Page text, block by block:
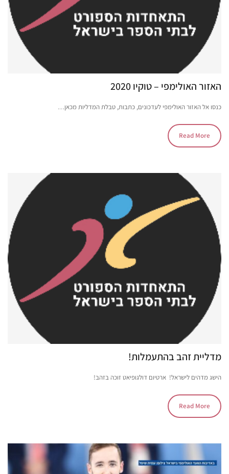
האזור האולימפי – טוקיו 2020
כנסו אל האזור האולימפי לעדכונים, כתבות, טבלת המדליות מכאן…
Read More
מדליית זהב בהתעמלות!
הישג מדהים לישראל! ארטיום דולגופיאט זוכה בזהב!
Read More